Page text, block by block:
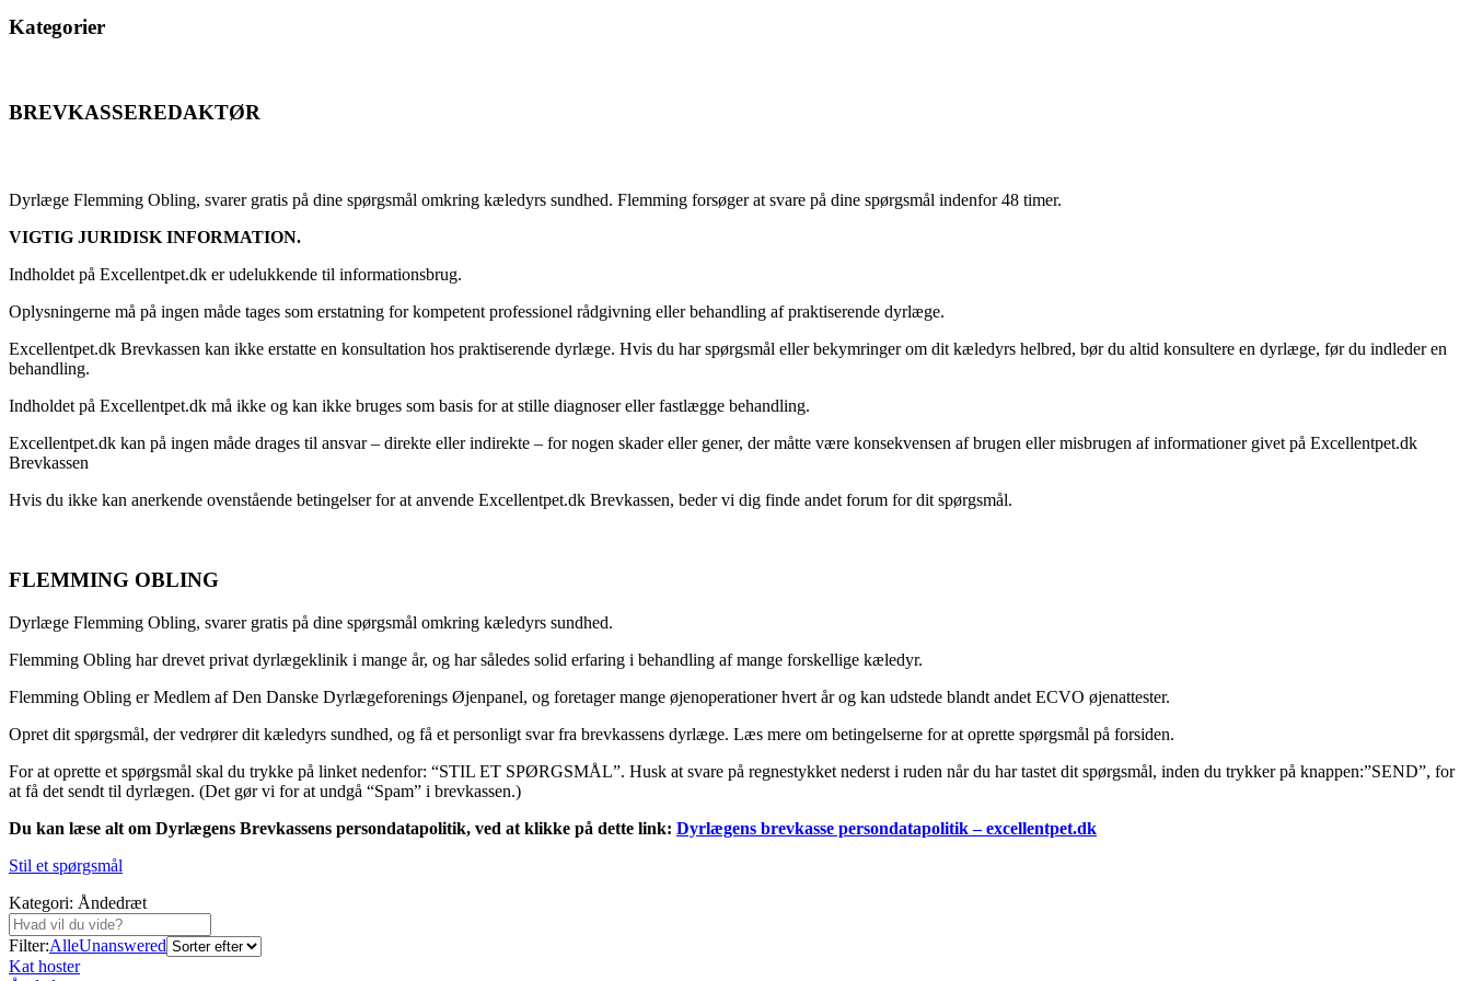
Kategorier
BREVKASSEREDAKTØR
Dyrlæge Flemming Obling, svarer gratis på dine spørgsmål omkring kæledyrs sundhed. Flemming forsøger at svare på dine spørgsmål indenfor 48 timer.
VIGTIG JURIDISK INFORMATION.
Indholdet på Excellentpet.dk er udelukkende til informationsbrug.
Oplysningerne må på ingen måde tages som erstatning for kompetent professionel rådgivning eller behandling af praktiserende dyrlæge.
Excellentpet.dk Brevkassen kan ikke erstatte en konsultation hos praktiserende dyrlæge. Hvis du har spørgsmål eller bekymringer om dit kæledyrs helbred, bør du altid konsultere en dyrlæge, før du indleder en
behandling.
Indholdet på Excellentpet.dk må ikke og kan ikke bruges som basis for at stille diagnoser eller fastlægge behandling.
Excellentpet.dk kan på ingen måde drages til ansvar – direkte eller indirekte – for nogen skader eller gener, der måtte være konsekvensen af brugen eller misbrugen af informationer givet på Excellentpet.dk
Brevkassen
Hvis du ikke kan anerkende ovenstående betingelser for at anvende Excellentpet.dk Brevkassen, beder vi dig finde andet forum for dit spørgsmål.
FLEMMING OBLING
Dyrlæge Flemming Obling, svarer gratis på dine spørgsmål omkring kæledyrs sundhed.
Flemming Obling har drevet privat dyrlægeklinik i mange år, og har således solid erfaring i behandling af mange forskellige kæledyr.
Flemming Obling er Medlem af Den Danske Dyrlægeforenings Øjenpanel, og foretager mange øjenoperationer hvert år og kan udstede blandt andet ECVO øjenattester.
Opret dit spørgsmål, der vedrører dit kæledyrs sundhed, og få et personligt svar fra brevkassens dyrlæge. Læs mere om betingelserne for at oprette spørgsmål på forsiden.
For at oprette et spørgsmål skal du trykke på linket nedenfor: “STIL ET SPØRGSMÅL”. Husk at svare på regnestykket nederst i ruden når du har tastet dit spørgsmål, inden du trykker på knappen:”SEND”, for
at få det sendt til dyrlægen. (Det gør vi for at undgå “Spam” i brevkassen.)
Du kan læse alt om Dyrlægens Brevkassens persondatapolitik, ved at klikke på dette link: Dyrlægens brevkasse persondatapolitik – excellentpet.dk
Stil et spørgsmål
Kategori: Åndedræt
Filter:AlleUnanswered
Kat hoster